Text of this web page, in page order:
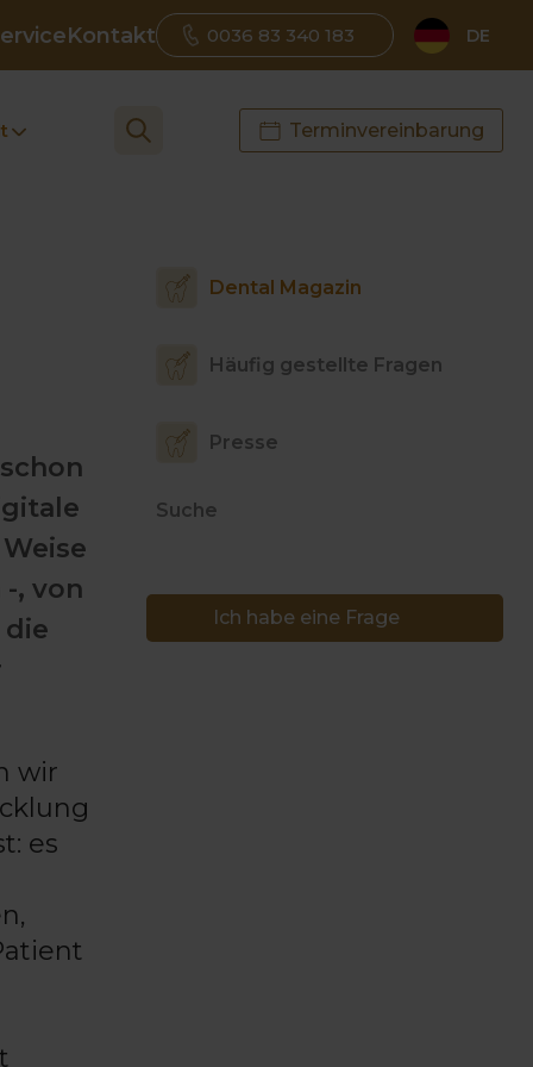
Kontakt 0036 83 340 183 DE
Terminvereinbarung
, von
wir
es
Dental Magazin
Häufig gestellte Fragen
Presse
Suche
Ich habe eine Frage